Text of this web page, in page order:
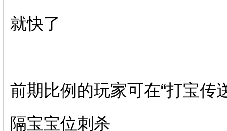
就快了
前期比例的玩家可在“打宝
隔宝宝位刺杀